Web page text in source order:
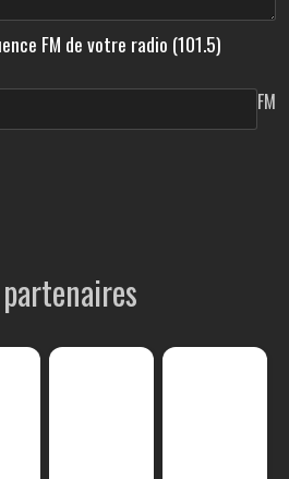
FM de votre radio (101.5)
FM